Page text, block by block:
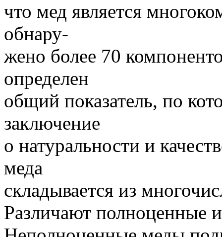
что мед является
обнару-
жено более 70
определен
общий показатель, по
заключение
о натуральности и
меда
складывается из
Различают полноценные